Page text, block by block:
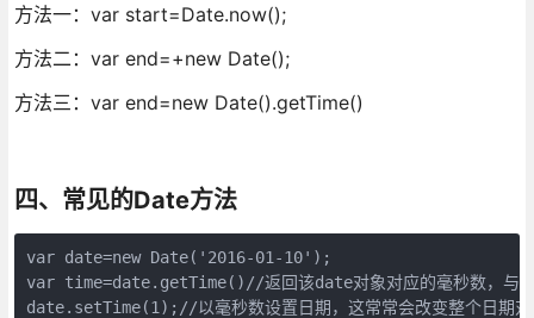
方法一：var start=Date.now();
方法二：var end=+new Date();
方法三：var end=new Date().getTime()
四、常见的Date方法
var date=new Date('2016-01-10');
var time=date.getTime()//返回该date对象对应的毫秒数，与
date.setTime(1);//以毫秒数设置日期，这常常会改变整个日期对